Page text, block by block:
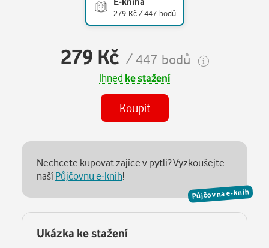
279 Kč / 447 bodů
279 Kč / 447 bodů
Ihned ke stažení
Koupit
Půjčovna e-knih
Nechcete kupovat zajíce v pytli? Vyzkoušejte
našíPůjčovnu e-knih!
Ukázka ke stažení